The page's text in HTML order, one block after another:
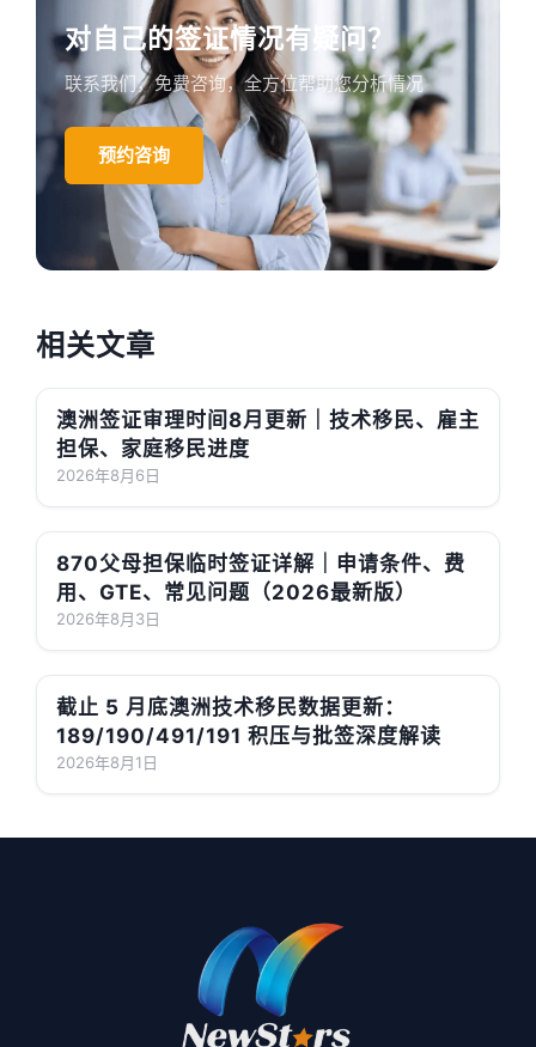
对自己的签证情况有疑问？
联系我们，免费咨询，全方位帮助您分析情况
预约咨询
相关文章
澳洲签证审理时间8月更新｜技术移民、雇主
担保、家庭移民进度
2026年8月6日
870父母担保临时签证详解｜申请条件、费
用、GTE、常见问题（2026最新版）
2026年8月3日
截止 5 月底澳洲技术移民数据更新：
189/190/491/191 积压与批签深度解读
2026年8月1日